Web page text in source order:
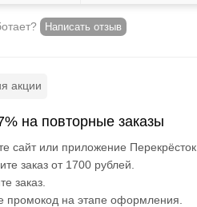
Написать отзыв
на повторные заказы
сайт или приложение Перекрёсток.
заказ от 1700 рублей.
заказ.
промокод на этапе оформления.